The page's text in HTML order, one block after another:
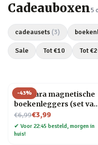
Cadeauboxen5
cadeausets (3)
Sale Tot €10 Tot €
-43%
Capibara magnetische
boekenleggers (set van
4)
€6,99
Nu voor€3,99
✔ Voor 22:45 besteld, morgen in
huis!